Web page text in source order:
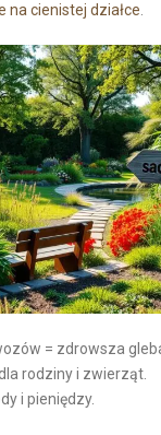
na cienistej działce.
= zdrowsza
rodziny i zwierząt.
i pieniędzy.